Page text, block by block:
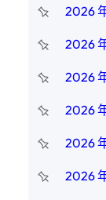
2026
2026
2026
2026
2026
2026